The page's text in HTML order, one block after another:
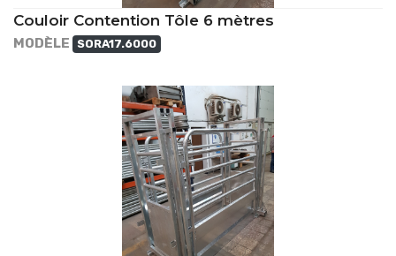
Couloir Contention Tôle 6 mètres
MODÈLE SORA17.6000